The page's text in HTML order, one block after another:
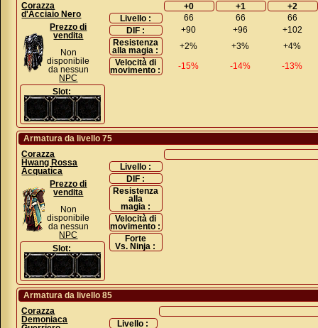
Corazza
d'Acciaio Nero
Prezzo di
vendita
Non
disponibile
da nessun
NPC
Slot:
+0 +1
+2
Livello :
66 66 66
DIF : +90 +96 +102
Resistenza
alla magia :
+2% +3% +4%
Velocità di
movimento :
-15% -14% -13%
Armatura da livello 75
Corazza
Hwang Rossa
Acquatica
Prezzo di
vendita
Non
disponibile
da nessun
NPC
Slot:
Livello :
DIF :
Resistenza
alla
magia :
Velocità di
movimento :
Forte
Vs. Ninja :
Armatura da livello 85
Corazza
Demoniaca
Livello :